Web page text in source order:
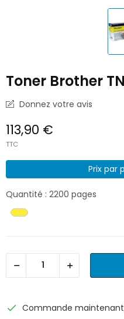
Toner Brother
Donnez votre avis
113,90 €
TTC
Prix par
Quantité : 2200 pages
check Commande